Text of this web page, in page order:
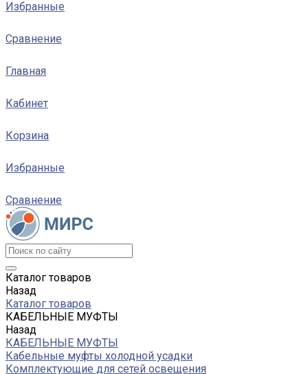
Избранные
Сравнение
Главная
Кабинет
Корзина
Избранные
Сравнение
Каталог товаров
Назад
Каталог товаров
КАБЕЛЬНЫЕ МУФТЫ
Назад
КАБЕЛЬНЫЕ МУФТЫ
Кабельные муфты холодной усадки
Комплектующие для сетей освещения